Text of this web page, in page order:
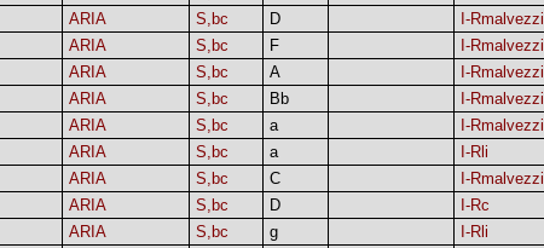
ARIA S,bc D
I-Rmalvezzi
ARIA S,bc F
I-Rmalvezzi
ARIA S,bc A
I-Rmalvezzi
ARIA S,bc Bb
I-Rmalvezzi
ARIA S,bc a
I-Rmalvezzi
ARIA S,bc a
I-Rli
ARIA S,bc C
I-Rmalvezzi
ARIA S,bc D
I-Rc
ARIA S,bc g
I-Rli